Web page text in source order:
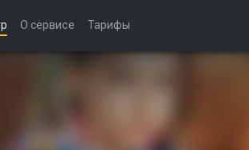
О сервисе Тарифы